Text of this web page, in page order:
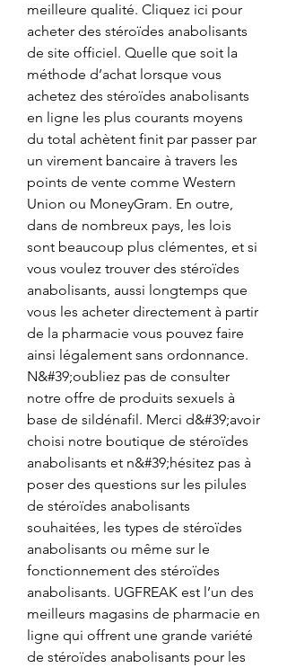
meilleure qualité. Cliquez ici pour
acheter des stéroïdes anabolisants
de site officiel. Quelle que soit la
méthode d’achat lorsque vous
achetez des stéroïdes anabolisants
en ligne les plus courants moyens
du total achètent finit par passer par
un virement bancaire à travers les
points de vente comme Western
Union ou MoneyGram. En outre,
dans de nombreux pays, les lois
sont beaucoup plus clémentes, et si
vous voulez trouver des stéroïdes
anabolisants, aussi longtemps que
vous les acheter directement à partir
de la pharmacie vous pouvez faire
ainsi légalement sans ordonnance.
N&#39;oubliez pas de consulter
notre offre de produits sexuels à
base de sildénafil. Merci d&#39;avoir
choisi notre boutique de stéroïdes
anabolisants et n&#39;hésitez pas à
poser des questions sur les pilules
de stéroïdes anabolisants
souhaitées, les types de stéroïdes
anabolisants ou même sur le
fonctionnement des stéroïdes
anabolisants. UGFREAK est l’un des
meilleurs magasins de pharmacie en
ligne qui offrent une grande variété
de stéroïdes anabolisants pour les